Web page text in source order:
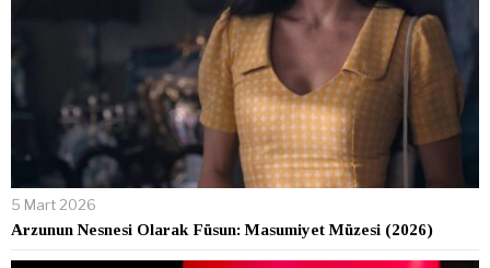
5 Mart 2026
Arzunun Nesnesi Olarak Füsun: Masumiyet Müzesi (2026)